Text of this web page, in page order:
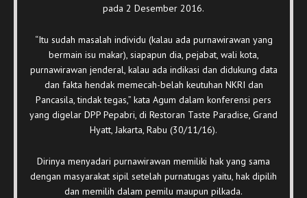
pada 2 Desember 2016.
“Itu sudah masalah individu (kalau ada purnawirawan yang
bermain isu makar), siapapun dia, pejabat, wali kota,
purnawirawan jenderal, kalau ada indikasi dan didukung data
dan fakta hendak memecah-belah keutuhan NKRI dan
Pancasila, tindak tegas,” kata Agum dalam konferensi pers
yang digelar DPP Pepabri, di Restoran Taste Paradise, Grand
Hyatt, Jakarta, Rabu (30/11/16).
Dirinya menyadari purnawirawan memiliki hak yang sama
dengan masyarakat sipil setelah purnatugas yaitu, hak dipilih
dan memilih dalam pemilu maupun pilkada.